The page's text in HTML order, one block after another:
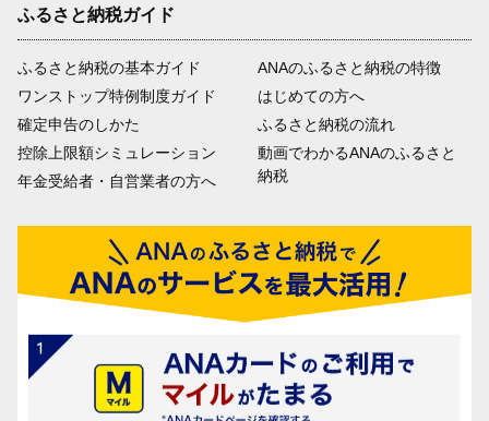
ふるさと納税ガイド
ふるさと納税の基本ガイド
ワンストップ特例制度ガイド
確定申告のしかた
控除上限額シミュレーション
年金受給者・自営業者の方へ
ANAのふるさと納税の特徴
はじめての方へ
ふるさと納税の流れ
動画でわかるANAのふるさと
納税